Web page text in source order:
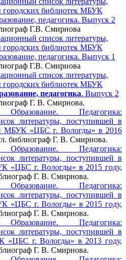
библиотек МБУК
педагогика. Выпуск 2
Г.В. Смирнова
список литературы,
библиотек МБУК
педагогика. Выпуск 1
Г.В. Смирнова
список литературы,
библиотек МБУК
педагогика. Выпуск 2
Г. В. Смирнова.
Педагогика:
литературы, поступившей в
МБУК «ЦБС г. Вологды» в 2016
библиограф Г. В. Смирнова.
Педагогика:
литературы, поступившей в
«ЦБС г. Вологды» в 2015 году,
Г. В. Смирнова.
Педагогика:
литературы, поступившей в
«ЦБС г. Вологды» в 2015 году,
Г. В. Смирнова.
Педагогика:
литературы, поступившей в
г. Вологды» в 2013 году,
Г. В. Смирнова.